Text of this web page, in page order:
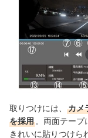
取りつけには、
カメ
を採用。両面テープ
きれいに貼りつけら